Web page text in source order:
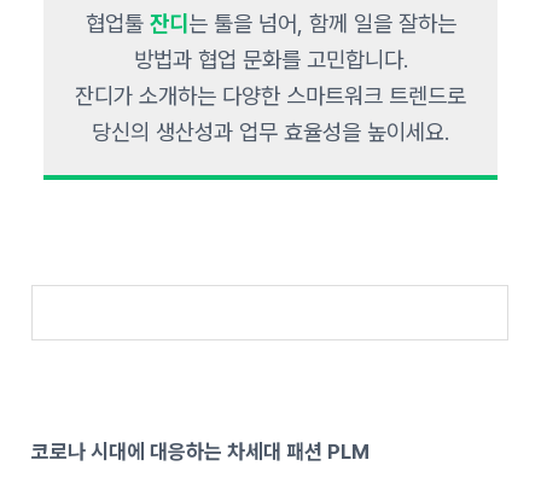
협업툴 잔디 는 툴을 넘어, 함께 일을 잘하는
방법과 협업 문화를 고민합니다.
잔디가 소개하는 다양한 스마트워크 트렌드로
당신의 생산성과 업무 효율성을 높이세요.
코로나 시대에 대응하는 차세대 패션 PLM